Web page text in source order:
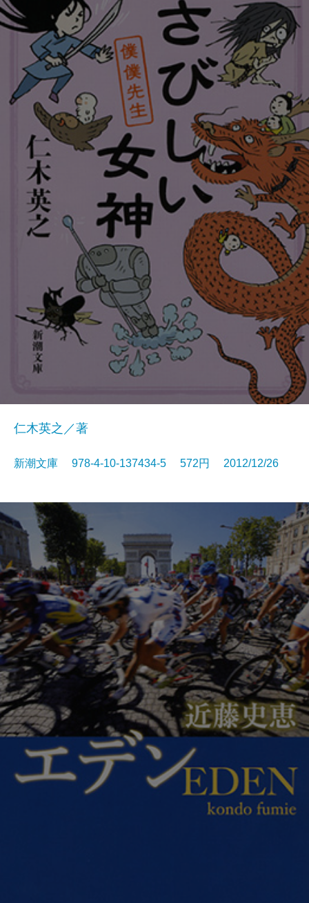
仁木英之／著
新潮文庫 978-4-10-137434-5 572円 2012/12/26